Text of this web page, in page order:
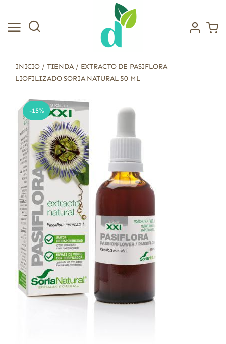
contenido
INICIO / TIENDA/ EXTRACTO DE PASIFLORA
LIOFILIZADO SORIA NATURAL 50 ML
-15%